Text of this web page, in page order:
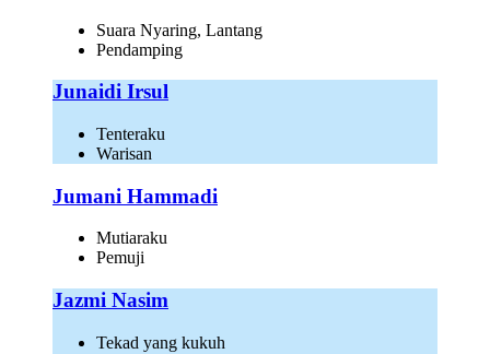
Suara Nyaring, Lantang
Pendamping
Junaidi Irsul
Tenteraku
Warisan
Jumani Hammadi
Mutiaraku
Pemuji
Jazmi Nasim
Tekad yang kukuh